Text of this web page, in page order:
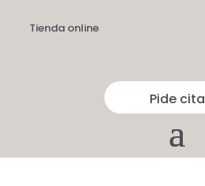
Tienda online
Pide cita